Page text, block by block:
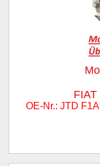
OE-Nr.: JTD